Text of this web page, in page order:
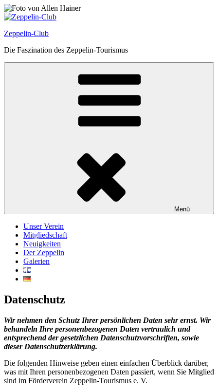
Zum
Inhalt
Zeppelin-Club
Die Faszination des Zeppelin-Tourismus
Menü
Unser Verein
Mitgliedschaft
Neuigkeiten
Der Zeppelin
Galerien
Datenschutz
Wir nehmen den Schutz Ihrer persönlichen Daten sehr ernst. Wir
behandeln Ihre personenbezogenen Daten vertraulich und
entsprechend der gesetzlichen Datenschutzvorschriften, sowie
dieser Datenschutzerklärung.
Die folgenden Hinweise geben einen einfachen Überblick darüber,
was mit Ihren personenbezogenen Daten passiert, wenn Sie Mitglied
sind im Förderverein Zeppelin-Tourismus e. V.